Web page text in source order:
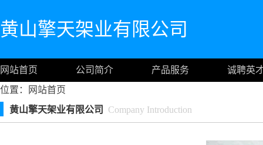
黄山擎天架业有限公司
网站首页 公司简介 产品服务
诚聘英
位置：
网站首页
黄山擎天架业有限公司
Company Introduction